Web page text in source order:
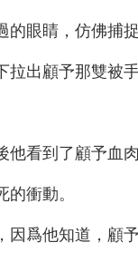
睛，仿佛捕
出顧予那雙被手
看到了顧予血
衝動。
爲他知道，顧